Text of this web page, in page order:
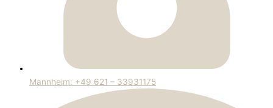
Mannheim: +49 621 – 33931175